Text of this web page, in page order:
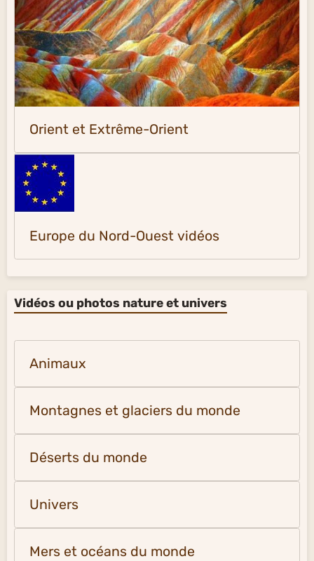
Orient et Extrême-Orient
Europe du Nord-Ouest vidéos
Vidéos ou photos nature et univers
Animaux
Montagnes et glaciers du monde
Déserts du monde
Univers
Mers et océans du monde